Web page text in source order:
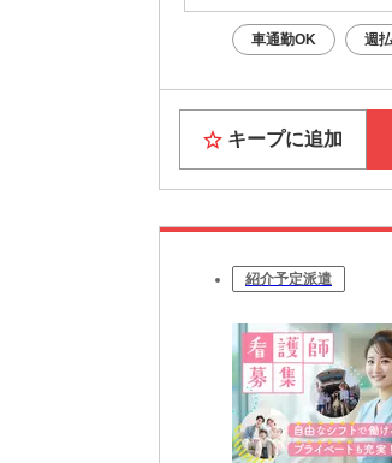
車通勤OK 週
キープに追加
紹介予定派遣